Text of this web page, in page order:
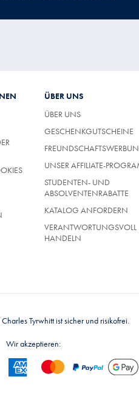
ÜBER UNS
ÜBER UNS
GESCHENKGUTSCHEINE
UNSER AFFILIATE-
STUDENTEN- UND
ABSOLVENTENRABATTE
KATALOG ANFORDERN
VERANTWORTUNGSVOLL
HANDELN
Tyrwhitt ist sicher und risikofrei.
Wir akzeptieren: